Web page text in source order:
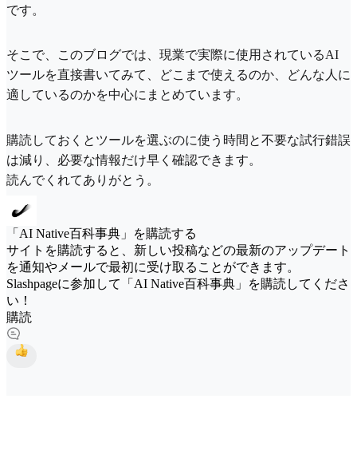
です。
そこで、このブログでは、現業で実際に使用されているAI
ツールを直接書いてみて、どこまで使えるのか、どんな人に
適しているのかを中心にまとめています。
購読しておくとツールを選ぶのに使う時間と不要な試行錯誤
は減り、必要な情報だけ早く確認できます。
読んでくれてありがとう。
「AI Native百科事典」を購読する
サイトを購読すると、新しい投稿などの最新のアップデート
を通知やメールで最初に受け取ることができます。
Slashpageに参加して「AI Native百科事典」を購読してくださ
い！
購読